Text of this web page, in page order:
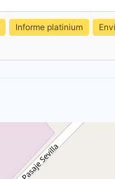
Informe platinium